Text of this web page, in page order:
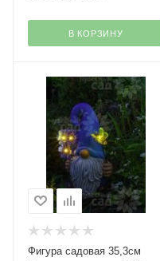
В КОРЗИНУ
Фигура садовая 35,3см